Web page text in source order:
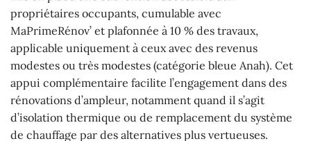
propriétaires occupants, cumulable avec
MaPrimeRénov’ et plafonnée à 10 % des travaux,
applicable uniquement à ceux avec des revenus
modestes ou très modestes (catégorie bleue Anah). Cet
appui complémentaire facilite l’engagement dans des
rénovations d’ampleur, notamment quand il s’agit
d’isolation thermique ou de remplacement du système
de chauffage par des alternatives plus vertueuses.